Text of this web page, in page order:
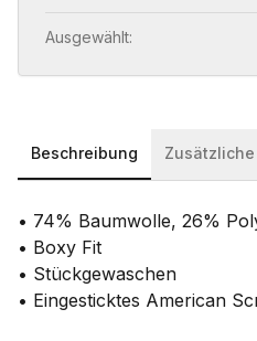
Ausgewählt:
Beschreibung
• 74% Baumwolle, 26%
• Boxy Fit
• Stückgewaschen
• Eingesticktes American